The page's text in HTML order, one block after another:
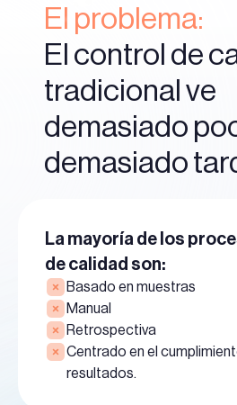
El problema:
El control de
tradicional ve
demasiado
demasiado
La mayoría de los
de calidad son:
Basado en muestras
Manual
Retrospectiva
Centrado en el
resultados.